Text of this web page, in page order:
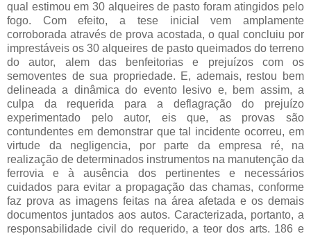
qual estimou em 30 alqueires de pasto foram atingidos pelo
fogo. Com efeito, a tese inicial vem amplamente
corroborada através de prova acostada, o qual concluiu por
imprestáveis os 30 alqueires de pasto queimados do terreno
do autor, alem das benfeitorias e prejuízos com os
semoventes de sua propriedade. E, ademais, restou bem
delineada a dinâmica do evento lesivo e, bem assim, a
culpa da requerida para a deflagração do prejuízo
experimentado pelo autor, eis que, as provas são
contundentes em demonstrar que tal incidente ocorreu, em
virtude da negligencia, por parte da empresa ré, na
realização de determinados instrumentos na manutenção da
ferrovia e à ausência dos pertinentes e necessários
cuidados para evitar a propagação das chamas, conforme
faz prova as imagens feitas na área afetada e os demais
documentos juntados aos autos. Caracterizada, portanto, a
responsabilidade civil do requerido, a teor dos arts. 186 e